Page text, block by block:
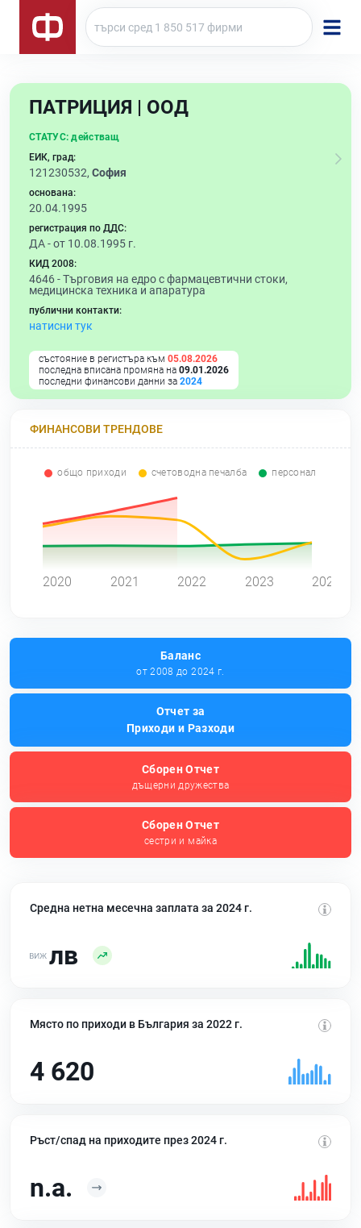
ПАТРИЦИЯ | ООД
СТАТУС: действащ
ЕИК, град:
121230532, София
основана:
20.04.1995
регистрация по ДДС:
ДА - от 10.08.1995 г.
КИД 2008:
4646 -Търговия на едро с фармацевтични стоки,
медицинска техника и апаратура
публични контакти:
натисни тук
състояние в регистъра към 05.08.2026
последна вписана промяна на 09.01.2026
последни финансови данни за 2024
ФИНАНСОВИ ТРЕНДОВЕ
общо приходи счетоводна печалба персонал
2020 2021 2022 2023 2024
Баланс
от 2008 до 2024 г.
Отчет за
Приходи и Разходи
Сборен Отчет
дъщерни дружества
Сборен Отчет
сестри и майка
Средна нетна месечна заплата за 2024 г.
лв
Място по приходи в България за 2022 г.
4 620
Ръст/спад на приходите през 2024 г.
n.a.